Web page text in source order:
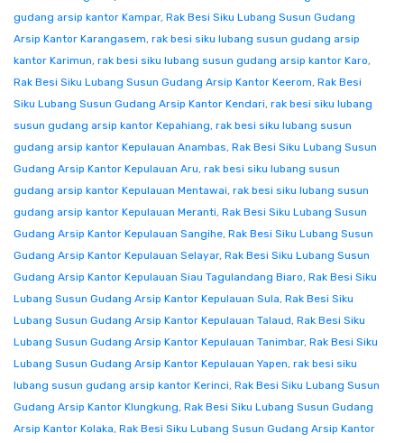
gudang arsip kantor Kampar, Rak Besi Siku Lubang Susun Gudang
Arsip Kantor Karangasem, rak besi siku lubang susun gudang arsip
kantor Karimun, rak besi siku lubang susun gudang arsip kantor Karo,
Rak Besi Siku Lubang Susun Gudang Arsip Kantor Keerom, Rak Besi
Siku Lubang Susun Gudang Arsip Kantor Kendari, rak besi siku lubang
susun gudang arsip kantor Kepahiang, rak besi siku lubang susun
gudang arsip kantor Kepulauan Anambas, Rak Besi Siku Lubang Susun
Gudang Arsip Kantor Kepulauan Aru, rak besi siku lubang susun
gudang arsip kantor Kepulauan Mentawai, rak besi siku lubang susun
gudang arsip kantor Kepulauan Meranti, Rak Besi Siku Lubang Susun
Gudang Arsip Kantor Kepulauan Sangihe, Rak Besi Siku Lubang Susun
Gudang Arsip Kantor Kepulauan Selayar, Rak Besi Siku Lubang Susun
Gudang Arsip Kantor Kepulauan Siau Tagulandang Biaro, Rak Besi Siku
Lubang Susun Gudang Arsip Kantor Kepulauan Sula, Rak Besi Siku
Lubang Susun Gudang Arsip Kantor Kepulauan Talaud, Rak Besi Siku
Lubang Susun Gudang Arsip Kantor Kepulauan Tanimbar, Rak Besi Siku
Lubang Susun Gudang Arsip Kantor Kepulauan Yapen, rak besi siku
lubang susun gudang arsip kantor Kerinci, Rak Besi Siku Lubang Susun
Gudang Arsip Kantor Klungkung, Rak Besi Siku Lubang Susun Gudang
Arsip Kantor Kolaka, Rak Besi Siku Lubang Susun Gudang Arsip Kantor